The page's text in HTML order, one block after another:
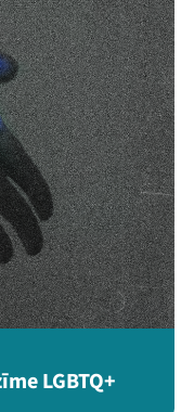
LGBTQ+